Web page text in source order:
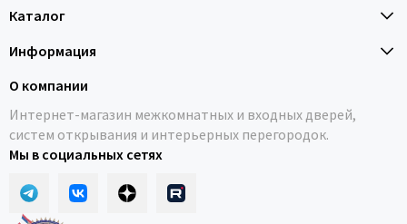
Каталог
Информация
О компании
Интернет-магазин межкомнатных и входных дверей,
систем открывания и интерьерных перегородок.
Мы в социальных сетях